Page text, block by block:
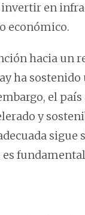
en
económico.
hacia un
ha
el
y
sigue
es